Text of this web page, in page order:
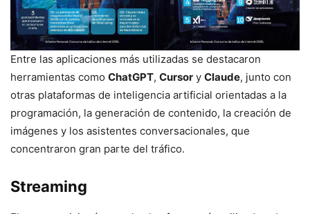
Entre las aplicaciones más utilizadas se destacaron
herramientas como ChatGPT, Cursor y Claude, junto con
otras plataformas de inteligencia artificial orientadas a la
programación, la generación de contenido, la creación de
imágenes y los asistentes conversacionales, que
concentraron gran parte del tráfico.
Streaming